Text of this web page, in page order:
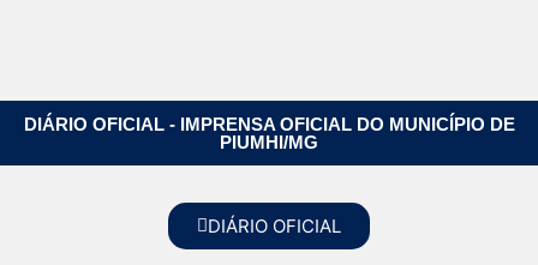
DIÁRIO OFICIAL - IMPRENSA OFICIAL DO MUNICÍPIO DE
PIUMHI/MG
DIÁRIO OFICIAL